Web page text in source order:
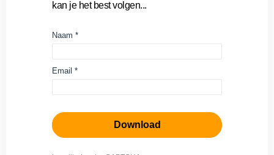
kan je het best volgen...